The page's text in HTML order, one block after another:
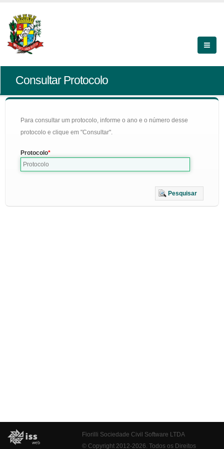
Consultar Protocolo
Para consultar um protocolo, informe o ano e o número desse
protocolo e clique em "Consultar".
Protocolo
Pesquisar
Fiorilli Sociedade Civil Software LTDA
© Copyright 2012-2026. Todos os Direitos